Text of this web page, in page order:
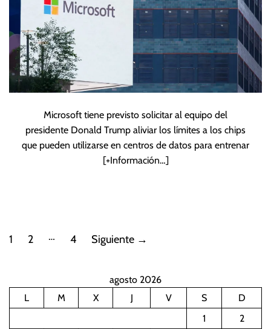
Microsoft tiene previsto solicitar al equipo del
presidente Donald Trump aliviar los límites a los chips
que pueden utilizarse en centros de datos para entrenar
[+Información…]
P
g
i
1 2 … 4 Siguiente →
agosto 2026
L
M X J V S
D
1
2